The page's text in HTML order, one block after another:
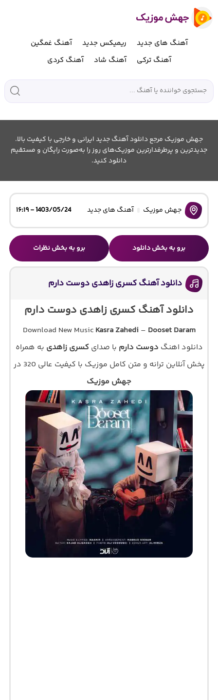
آهنگ های جدید ریمیکس جدید
آهنگ غمگین
آهنگ ترکی
آهنگ شاد آهنگ کردی
جهش موزیک مرجع دانلود آهنگ جدید ایرانی و خارجی با کیفیت بالا.
جدیدترین و پرطرفدارترین موزیک‌های روز را به‌صورت رایگان و مستقیم
دانلود کنید.
جهش موزیک آهنگ های جدید 1403/05/24 - ۱۶:۱۹
برو به بخش دانلود برو به بخش نظرات
دانلود آهنگ کسری زاهدی دوست دارم
دانلود آهنگ کسری زاهدی دوست دارم
Download New Music Kasra Zahedi – Dooset Daram
دانلود اهنگ دوست دارم با صدایکسری زاهدی به همراه
پخش آنلاین ترانه و متن کامل موزیک با کیفیت عالی 320 در
جهش موزیک